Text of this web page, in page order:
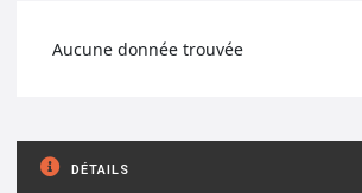
Aucune donnée trouvée
DÉTAILS